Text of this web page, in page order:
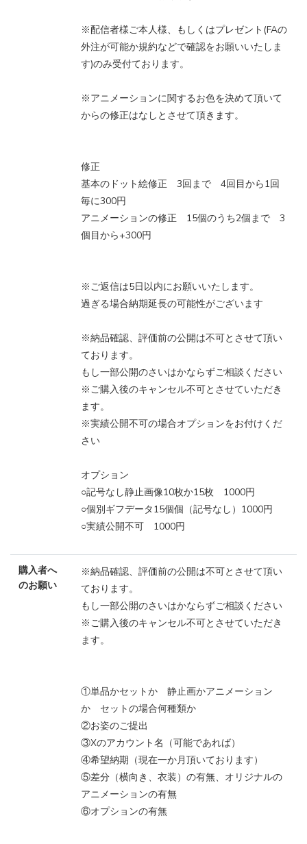
※配信者様ご本人様、もしくはプレゼント(FAの
外注が可能か規約などで確認をお願いいたしま
す)のみ受付ております。
※アニメーションに関するお色を決めて頂いて
からの修正はなしとさせて頂きます。
修正
基本のドット絵修正 3回まで 4回目から1回
毎に300円
アニメーションの修正 15個のうち2個まで 3
個目から+300円
※ご返信は5日以内にお願いいたします。
過ぎる場合納期延長の可能性がございます
※納品確認、評価前の公開は不可とさせて頂い
ております。
もし一部公開のさいはかならずご相談ください
※ご購入後のキャンセル不可とさせていただき
ます。
※実績公開不可の場合オプションをお付けくだ
さい
オプション
○記号なし静止画像10枚か15枚 1000円
○個別ギフデータ15個個（記号なし）1000円
○実績公開不可 1000円
購入者へ
のお願い
※納品確認、評価前の公開は不可とさせて頂い
ております。
もし一部公開のさいはかならずご相談ください
※ご購入後のキャンセル不可とさせていただき
ます。
①単品かセットか 静止画かアニメーション
か セットの場合何種類か
②お姿のご提出
③Xのアカウント名（可能であれば）
④希望納期（現在一か月頂いております）
⑤差分（横向き、衣装）の有無、オリジナルの
アニメーションの有無
⑥オプションの有無